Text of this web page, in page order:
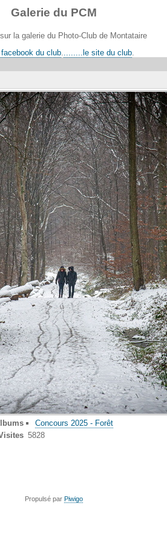
Galerie du PCM
la galerie du Photo-Club de Montataire
du club
........le site du club
Concours 2025 - Forêt
5828
Propulsé par Piwigo